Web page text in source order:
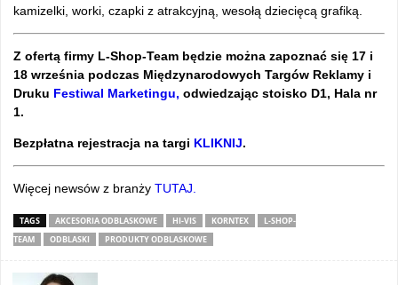
kamizelki, worki, czapki z atrakcyjną, wesołą dziecięcą grafiką.
Z ofertą firmy L-Shop-Team będzie można zapoznać się 17 i
18 września podczas Międzynarodowych Targów Reklamy i
Druku Festiwal Marketingu, odwiedzając stoisko D1, Hala nr
1.
Bezpłatna rejestracja na targi KLIKNIJ.
Więcej newsów z branży TUTAJ.
TAGS AKCESORIA ODBLASKOWE HI-VIS KORNTEX
L-SHOP-
TEAM
ODBLASKI PRODUKTY ODBLASKOWE